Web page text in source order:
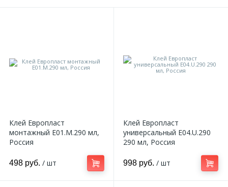
Клей Европласт
монтажный E01.M.290 мл,
Россия
498 руб. / шт
Клей Европласт
универсальный E04.U.290
290 мл, Россия
998 руб. / шт